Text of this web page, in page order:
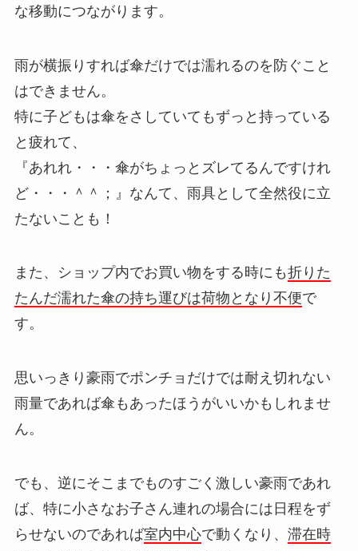
な移動につながります。
雨が横振りすれば傘だけでは濡れるのを防ぐこと
はできません。
特に子どもは傘をさしていてもずっと持っている
と疲れて、
『あれれ・・・傘がちょっとズレてるんですけれ
ど・・・＾＾；
』なんて、雨具として全然役に立
たないことも！
また、ショップ内でお買い物をする時にも折りた
たんだ濡れた傘の持ち運びは荷物となり不便で
す。
思いっきり豪雨でポンチョだけでは耐え切れない
雨量であれば傘もあったほうがいいかもしれませ
ん。
でも、逆にそこまでものすごく激しい豪雨であれ
ば、特に小さなお子さん連れの場合には日程をず
らせないのであれば室内中心で動くなり、 滞在時